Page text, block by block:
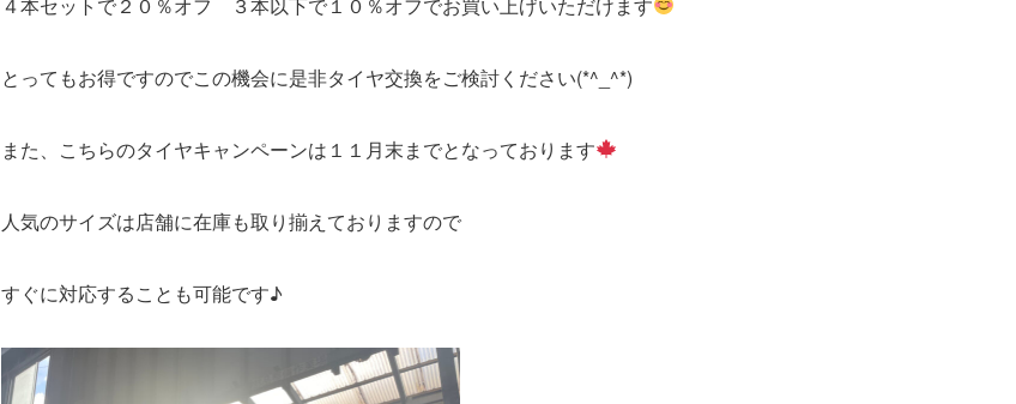
とってもお得ですのでこの機会に是非タイヤ交換をご検討ください(*^_^*)
また、こちらのタイヤキャンペーンは１１月末までとなっております
人気のサイズは店舗に在庫も取り揃えておりますので
すぐに対応することも可能です♪